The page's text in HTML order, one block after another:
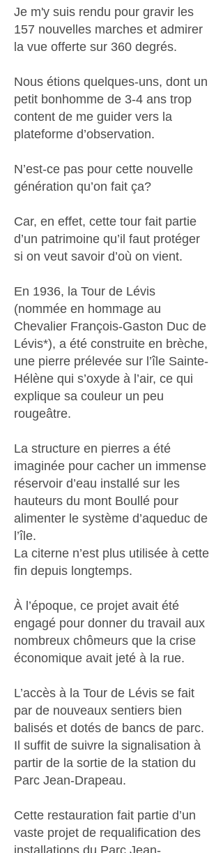
Je m'y suis rendu pour gravir les
157 nouvelles marches et admirer
la vue offerte sur 360 degrés.
Nous étions quelques-uns, dont un
petit bonhomme de 3-4 ans trop
content de me guider vers la
plateforme d’observation.
N’est-ce pas pour cette nouvelle
génération qu’on fait ça?
Car, en effet, cette tour fait partie
d’un patrimoine qu’il faut protéger
si on veut savoir d’où on vient.
En 1936, la Tour de Lévis
(nommée en hommage au
Chevalier François-Gaston Duc de
Lévis*), a été construite en brèche,
une pierre prélevée sur l’île Sainte-
Hélène qui s’oxyde à l’air, ce qui
explique sa couleur un peu
rougeâtre.
La structure en pierres a été
imaginée pour cacher un immense
réservoir d’eau installé sur les
hauteurs du mont Boullé pour
alimenter le système d’aqueduc de
l’île.
La citerne n’est plus utilisée à cette
fin depuis longtemps.
À l’époque, ce projet avait été
engagé pour donner du travail aux
nombreux chômeurs que la crise
économique avait jeté à la rue.
L’accès à la Tour de Lévis se fait
par de nouveaux sentiers bien
balisés et dotés de bancs de parc.
Il suffit de suivre la signalisation à
partir de la sortie de la station du
Parc Jean-Drapeau.
Cette restauration fait partie d’un
vaste projet de requalification des
installations du Parc Jean-